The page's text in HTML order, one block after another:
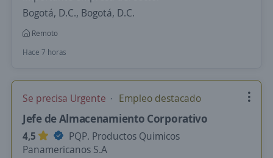
Bogotá, D.C., Bogotá, D.C.
Remoto
Hace 7 horas
Se precisa Urgente Empleo destacado
Jefe de Almacenamiento Corporativo
4,5
PQP. Productos Quimicos
Panamericanos S.A